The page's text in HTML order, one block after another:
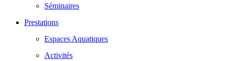
Séminaires
Prestations
Espaces Aquatiques
Activités